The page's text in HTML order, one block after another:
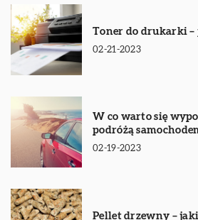
Toner do drukarki –
02-21-2023
W co warto się
podróżą
02-19-2023
Pellet drzewny –